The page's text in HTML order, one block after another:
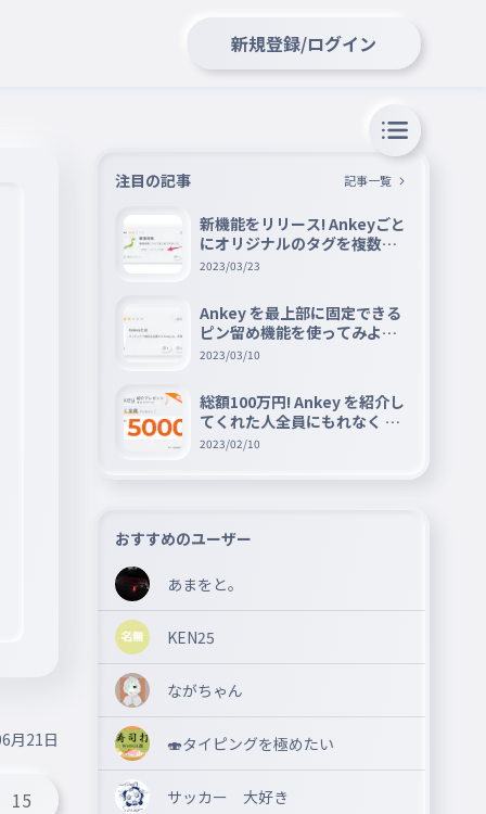
新規登録/ログイン
月21日
15
注目の記事 記事一覧
新機能をリリース! Ankeyごと
にオリジナルのタグを複数設
定できる『タグ機能』を紹介
2023/03/23
Ankey を最上部に固定できる
ピン留め機能を使ってみよう
📌
2023/03/10
総額100万円! Ankey を紹介し
てくれた人全員にもれなく A
mazon ギフト券 5000 円分を
2023/02/10
おすすめのユーザー
あまをと。
KEN25
ながちゃん
🍣タイピングを極めたい
サッカー 大好き